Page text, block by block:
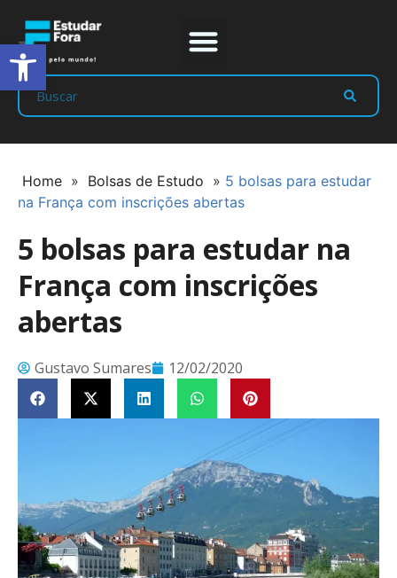
Home » Bolsas de Estudo » 5 bolsas para estudar
na França com inscrições abertas
5 bolsas para estudar na
França com inscrições
abertas
Gustavo Sumares 12/02/2020
Abrir a barra de ferramentas